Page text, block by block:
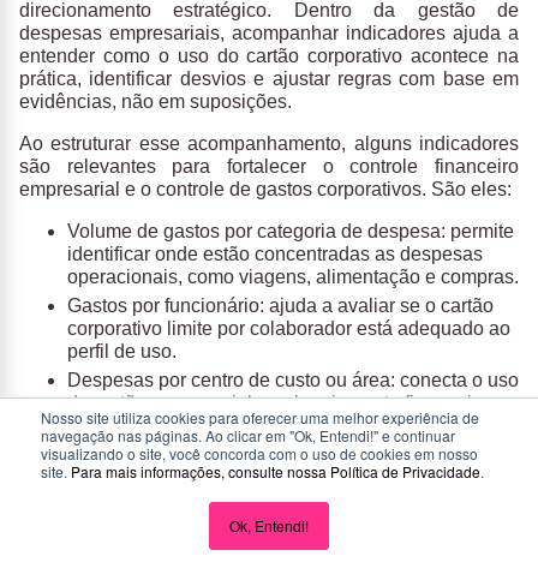
Nosso site utiliza cookies para oferecer uma melhor experiência de
navegação nas páginas. Ao clicar em "Ok, Entendi!" e continuar
visualizando o site, você concorda com o uso de cookies em nosso
site. Para mais informações, consulte nossa Política de Privacidade.
Ok, Entendi!
direcionamento estratégico. Dentro da gestão de
despesas empresariais, acompanhar indicadores ajuda a
entender como o uso do cartão corporativo acontece na
prática, identificar desvios e ajustar regras com base em
evidências, não em suposições.
Ao estruturar esse acompanhamento, alguns indicadores
são relevantes para fortalecer o controle financeiro
empresarial e o controle de gastos corporativos. São eles:
Volume de gastos por categoria de despesa: permite
identificar onde estão concentradas as despesas
operacionais, como viagens, alimentação e compras.
Gastos por funcionário: ajuda a avaliar se o cartão
corporativo limite por colaborador está adequado ao
perfil de uso.
Despesas por centro de custo ou área: conecta o uso
do cartão empresarial ao planejamento financeiro e
ao orçamento de cada área.
Frequência de uso do cartão:mostra padrões de
comportamento e possíveis excessos ou
Percentual de despesas fora da política:
essencial para medir aderência à política de